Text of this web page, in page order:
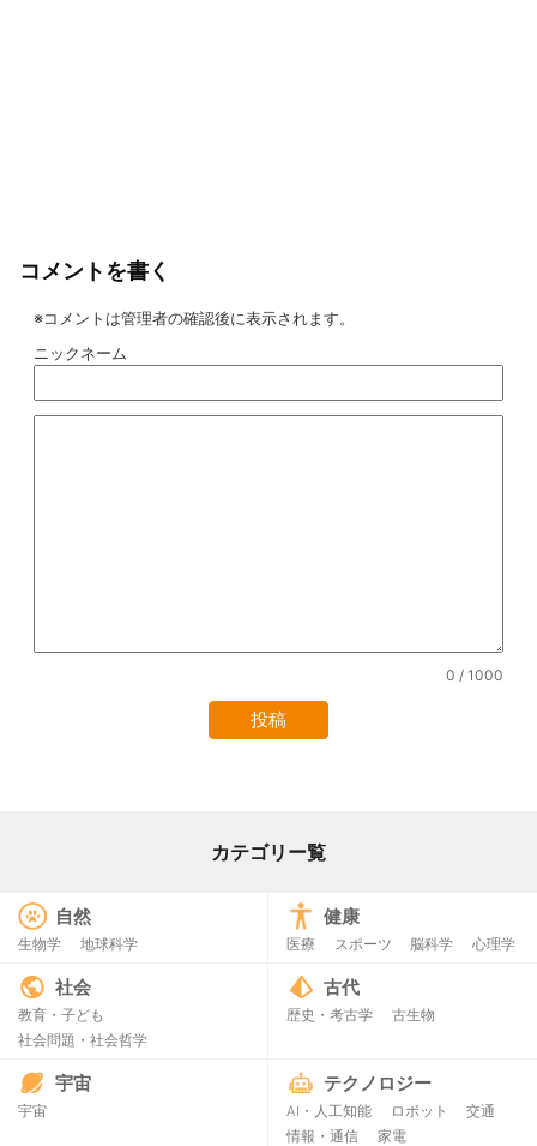
コメントを書く
※コメントは管理者の確認後に表示されます。
ニックネーム
0 / 1000
カテゴリー覧
自然
生物学 地球科学
健康
医療 スポーツ 脳科学 心理学
社会
教育・子ども
社会問題・社会哲学
古代
歴史・考古学 古生物
宇宙
宇宙
テクノロジー
AI・人工知能 ロボット
交通
情報・通信
家電